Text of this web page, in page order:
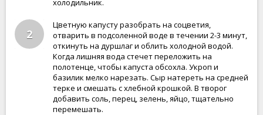
холодильник.
2
Цветную капусту разобрать на соцветия,
отварить в подсоленной воде в течении 2-3 минут,
откинуть на дуршлаг и облить холодной водой.
Когда лишняя вода стечет переложить на
полотенце, чтобы капуста обсохла. Укроп и
базилик мелко нарезать. Сыр натереть на средней
терке и смешать с хлебной крошкой. В творог
добавить соль, перец, зелень, яйцо, тщательно
перемешать.